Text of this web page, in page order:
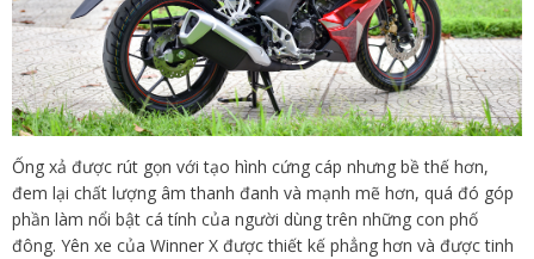
Ống xả được rút gọn với tạo hình cứng cáp nhưng bề thế hơn,
đem lại chất lượng âm thanh đanh và mạnh mẽ hơn, quá đó góp
phần làm nổi bật cá tính của người dùng trên những con phố
đông. Yên xe của Winner X được thiết kế phẳng hơn và được tinh